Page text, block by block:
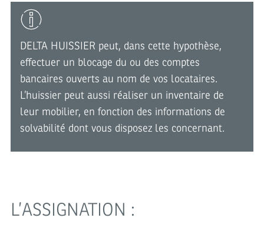
DELTA HUISSIER peut, dans cette hypothèse,
effectuer un blocage du ou des comptes
bancaires ouverts au nom de vos locataires.
L’huissier peut aussi réaliser un inventaire de
leur mobilier, en fonction des informations de
solvabilité dont vous disposez les concernant.
L’ASSIGNATION :